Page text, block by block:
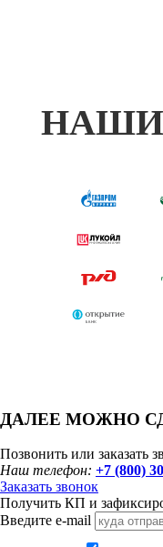
ДАЛЕЕ МОЖНО
Позвонить или заказать
Наш телефон: +7 (800)
Заказать звонок
Получить КП и
Введите e-mail